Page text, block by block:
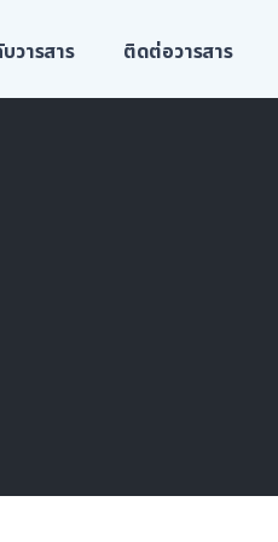
วารสาร ติดต่อวารสาร